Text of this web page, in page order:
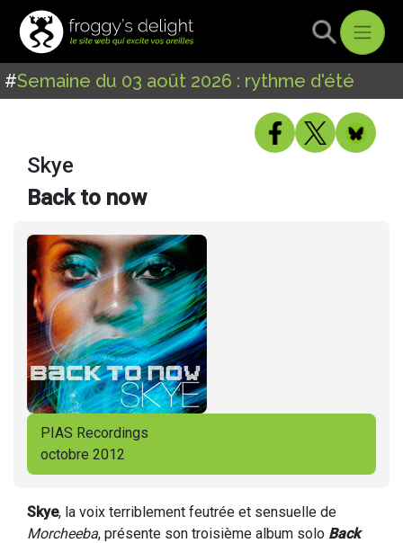
#Semaine du 03 août 2026 : rythme d'été
Skye
Back to now
PIAS Recordings
octobre 2012
Skye, la voix terriblement feutrée et sensuelle de
Morcheeba, présente son troisième album solo Back